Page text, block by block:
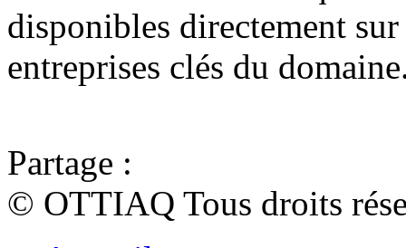
disponibles directement
entreprises clés du
Partage :
© OTTIAQ Tous droits